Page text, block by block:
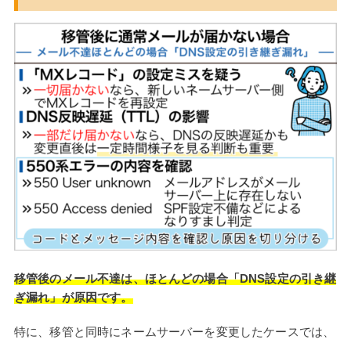
移管後のメール不達は、ほとんどの場合「DNS設定の引き継
ぎ漏れ」が原因です。
特に、移管と同時にネームサーバーを変更したケースでは、